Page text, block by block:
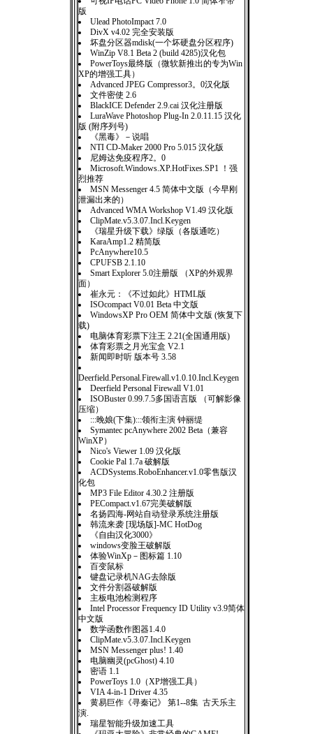
版
Ulead PhotoImpact 7.0
DivX v4.02 完全安装版
坏盘分区器mdisk(一个坏硬盘分区程序)
WinZip V8.1 Beta 2 (build 4285)汉化包
PowerToys最终版（微软新推出的专为Win
XP的增强工具）
Advanced JPEG Compressor3。0汉化版
文件密使 2.6
BlackICE Defender 2.9.cai 汉化注册版
LuraWave Photoshop Plug-In 2.0.11.15 汉化
版 (附序列号)
《黑毒》－说唱
NTI CD-Maker 2000 Pro 5.015 汉化版
尼姆达免疫程序2。0
Microsoft.Windows.XP.HotFixes.SP1 ！强
烈推荐
MSN Messenger 4.5 简体中文版（今早刚
泄漏出来的）
Advanced WMA Workshop V1.49 汉化版
ClipMate.v5.3.07.Incl.Keygen
《瑞星升级下载》绿版（各版通吃）
KaraAmp1.2 精简版
PcAnywhere10.5
CPUFSB 2.1.10
Smart Explorer 5.0注册版 （XP的外观界
面）
崔永元：《不过如此》HTML版
ISOcompact V0.01 Beta 中文版
WindowsXP Pro OEM 简体中文版 (恢复下
载)
电脑体育彩票下注王 2.21(全国通用版)
体育彩票之月光宝盒 V2.1
新闻即时听 版本号 3.58
Deerfield.Personal.Firewall.v1.0.10.Incl.Keygen
Deerfield Personal Firewall V1.01
ISOBuster 0.99.7.5多国语言版 （可解影像
压缩）
:::晚娘(下集):::领衔主演 钟丽缇
Symantec pcAnywhere 2002 Beta（兼容
WinXP）
Nico's Viewer 1.09 汉化版
Cookie Pal 1.7a 破解版
ACDSystems.RoboEnhancer.v1.0零售版汉
化包
MP3 File Editor 4.30.2 注册版
PECompact.v1.67完美破解版
名扬四海-网站自动登录系统注册版
韩流来袭 [现场版]-MC HotDog
《自由汉化3000》
windows变脸王破解版
体验WinXp－图标篇 1.10
百变鼠标
键盘记录机NAG去除版
文件分割器破解版
主板电池检测程序
Intel Processor Frequency ID Utility v3.9简体
中文版
数学函数作图器1.4.0
ClipMate.v5.3.07.Incl.Keygen
MSN Messenger plus! 1.40
电脑幽灵(pcGhost) 4.10
密语 1.1
PowerToys 1.0（XP增强工具）
VIA 4-in-1 Driver 4.35
黄易巨作《寻秦记》 第1--8集 古天乐主
演.
瑞星智能升级加速工具